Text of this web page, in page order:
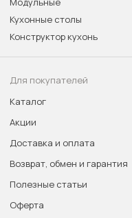
Кухонные столы
Конструктор кухонь
Для покупателей
Каталог
Акции
Доставка и оплата
Возврат, обмен и гарантия
Полезные статьи
Оферта